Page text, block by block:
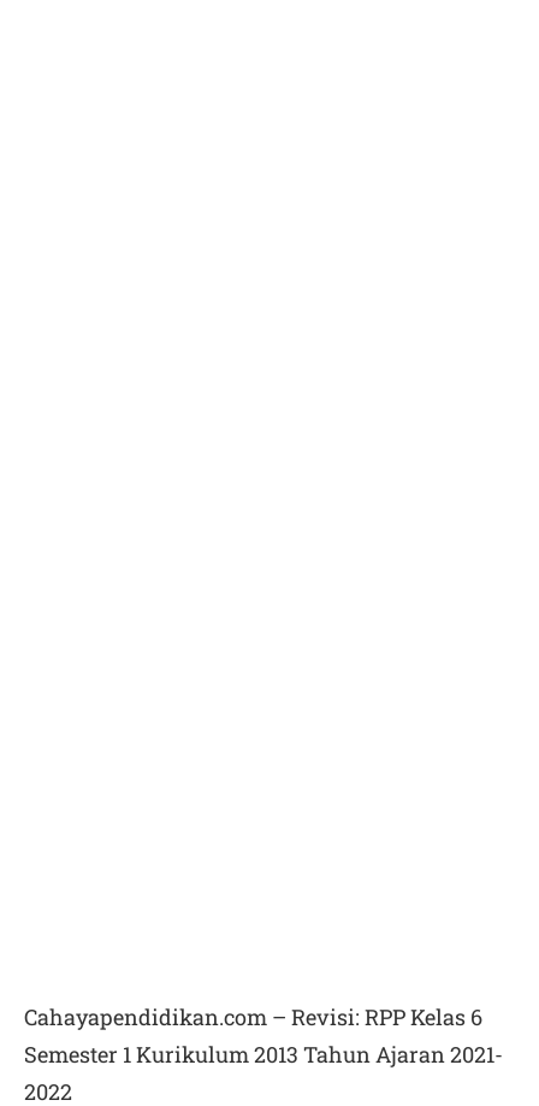
Cahayapendidikan.com – Revisi: RPP Kelas 6
Semester 1 Kurikulum 2013 Tahun Ajaran 2021-
2022